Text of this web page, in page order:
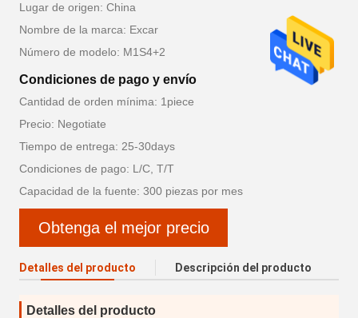
Lugar de origen: China
Nombre de la marca: Excar
Número de modelo: M1S4+2
Condiciones de pago y envío
Cantidad de orden mínima: 1piece
Precio: Negotiate
Tiempo de entrega: 25-30days
Condiciones de pago: L/C, T/T
Capacidad de la fuente: 300 piezas por mes
Obtenga el mejor precio
Detalles del producto Descripción del producto
Detalles del producto